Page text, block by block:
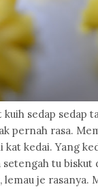
kuih sedap sedap
pernah rasa.
kat kedai. Yang
setengah tu biskut
lemau je rasanya.